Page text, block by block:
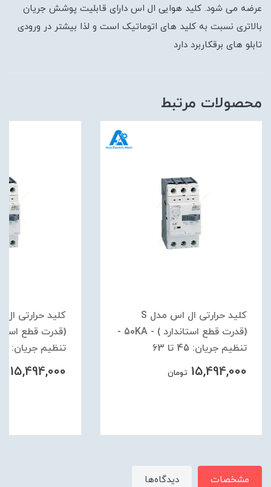
عرضه می شود. کلید هوایی ال اس دارای قابلیت پوشش جریان
بالاتری نسبت به کلید های اتوماتیک است و لذا بیشتر در ورودی
تابلو های برقکاربرد دارد
محصولات مرتبط
کلید حرارتی ال اس مدل S
(قدرت قطع استاندارد ) - 50KA -
تنظیم جریان: 45 تا 63
15,494,000 تومان
تنظیم جریان: 34 تا 50
15,494,000
مشخصات دیدگاه‌ها